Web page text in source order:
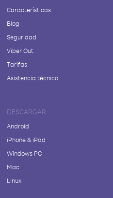
Características
Blog
Seguridad
Viber Out
Tarifas
Asistencia técnica
DESCARGAR
Android
iPhone & iPad
Windows PC
Mac
Linux